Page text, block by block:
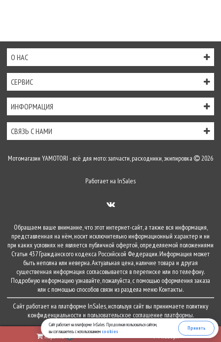
О НАС
СЕРВИС
ИНФОРМАЦИЯ
СВЯЗЬ С НАМИ
Мотомагазин YAMOTORI - всё для мото: запчасти, расходники, экипировка 2026
Работает на InSales
Обращаем ваше внимание, что этот интернет-сайт, а также вся информация,
представленная на нём, носит исключительно информационный характер и ни
при каких условиях не является публичной офертой, определяемой положениями
Статьи 437 Гражданского кодекса Российской Федерации. Информация может
быть неполна или неверна. Актуальная цена, наличие товара и другая
существенная информация согласовывается в переписке или по телефону.
Подробную информацию узнавайте, пожалуйста, с помощью оформления заказа
или с помощью способов связи из раздела меню Контакты.
Сайт работает на платформе InSales, используя сайт вы принимаете политику
конфиденциальности и пользовательское соглашение платформы.
Сайт работает на платформе InSales. Продолжая пользоваться сайтом,
вы соглашаетесь с использованиемcookies
Принять
Корзина 0 наверх